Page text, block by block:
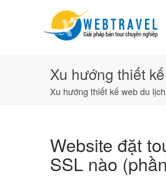
Xu hướng thiết kế
Xu hướng thiết kế web du
Website đặt
SSL nào